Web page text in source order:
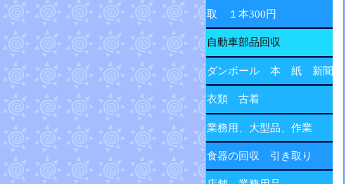
取 １本300円
自動車部品回収
ダンボール 本 紙 新聞
衣類 古着
業務用、大型品、作業
食器の回収 引き取り